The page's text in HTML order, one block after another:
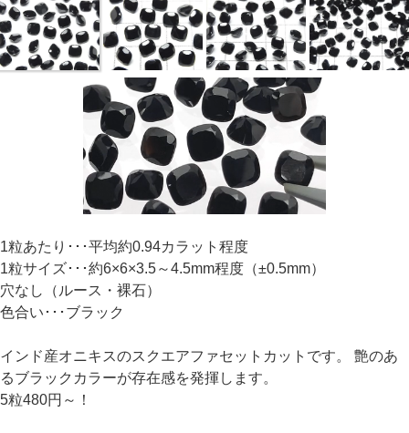
1粒あたり･･･平均約0.94カラット程度
1粒サイズ･･･約6×6×3.5～4.5mm程度（±0.5mm）
穴なし（ルース・裸石）
色合い･･･ブラック
インド産オニキスのスクエアファセットカットです。 艶のあ
るブラックカラーが存在感を発揮します。
5粒480円～！